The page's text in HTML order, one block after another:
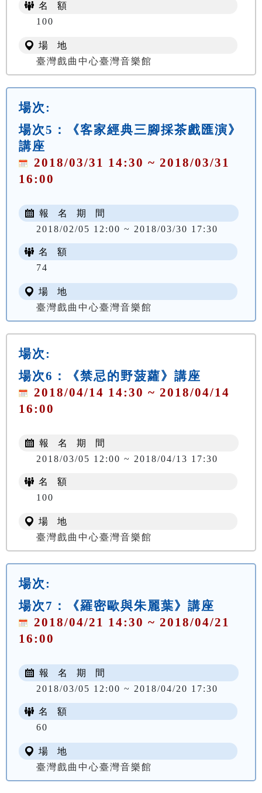
名 額
100
場 地
臺灣戲曲中心臺灣音樂館
場次:
場次5：《客家經典三腳採茶戲匯演》
講座
2018/03/31 14:30 ~ 2018/03/31
16:00
報 名 期 間
2018/02/05 12:00 ~ 2018/03/30 17:30
名 額
74
場 地
臺灣戲曲中心臺灣音樂館
場次:
場次6：《禁忌的野菠蘿》講座
2018/04/14 14:30 ~ 2018/04/14
16:00
報 名 期 間
2018/03/05 12:00 ~ 2018/04/13 17:30
名 額
100
場 地
臺灣戲曲中心臺灣音樂館
場次:
場次7：《羅密歐與朱麗葉》講座
2018/04/21 14:30 ~ 2018/04/21
16:00
報 名 期 間
2018/03/05 12:00 ~ 2018/04/20 17:30
名 額
60
場 地
臺灣戲曲中心臺灣音樂館